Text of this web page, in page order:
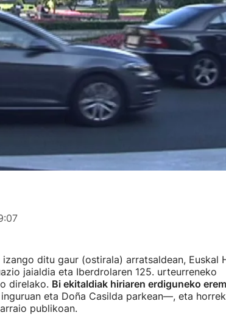
ditu gaur (ostirala) arratsaldean, Euskal
jaialdia eta Iberdrolaren 125. urteurreneko
direlako. Bi ekitaldiak hiriaren erdiguneko
eta Doña Casilda parkean—, eta
publikoan.